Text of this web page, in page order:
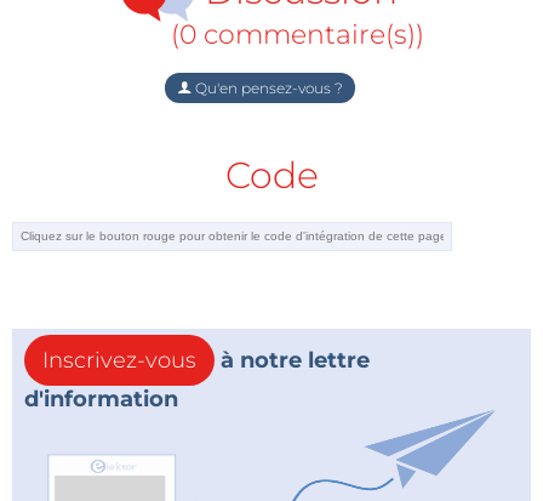
(0 commentaire(s))
Qu'en pensez-vous ?
Code
Inscrivez-vous
à notre lettre
d'information